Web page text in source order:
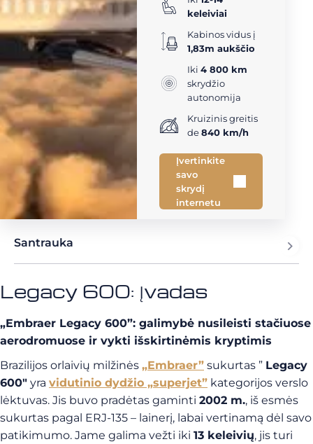
keleiviai
Kabinos vidus į
1,83m aukščio
Iki 4 800 km
skrydžio
autonomija
Kruizinis greitis
de840 km/h
Įvertinkite
savo
skrydį
internetu
Santrauka
Legacy 600: Įvadas
„Embraer Legacy 600”: galimybė nusileisti stačiuose
aerodromuose ir vykti išskirtinėmis kryptimis
Brazilijos orlaivių milžinės „Embraer” sukurtas ” Legacy
600″ yra vidutinio dydžio „superjet” kategorijos verslo
lėktuvas. Jis buvo pradėtas gaminti 2002 m., iš esmės
sukurtas pagal ERJ-135 – lainerį, labai vertinamą dėl savo
patikimumo. Jame galima vežti iki 13 keleivių, jis turi